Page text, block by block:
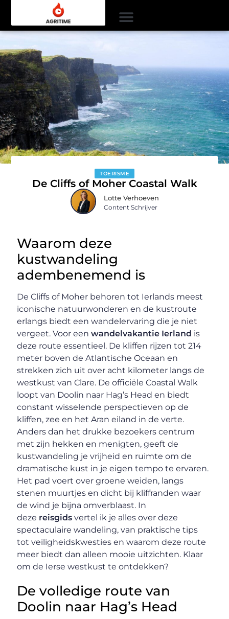
TOERISME
De Cliffs of Moher Coastal Walk
Lotte Verhoeven
Content Schrijver
Waarom deze
kustwandeling
adembenemend is
De Cliffs of Moher behoren tot Ierlands meest
iconische natuurwonderen en de kustroute
erlangs biedt een wandelervaring die je niet
vergeet. Voor eenwandelvakantie Ierland is
deze route essentieel. De kliffen rijzen tot 214
meter boven de Atlantische Oceaan en
strekken zich uit over acht kilometer langs de
westkust van Clare. De officiële Coastal Walk
loopt van Doolin naar Hag’s Head en biedt
constant wisselende perspectieven op de
kliffen, zee en het Aran eiland in de verte.
Anders dan het drukke bezoekers centrum
met zijn hekken en menigten, geeft de
kustwandeling je vrijheid en ruimte om de
dramatische kust in je eigen tempo te ervaren.
Het pad voert over groene weiden, langs
stenen muurtjes en dicht bij kliffranden waar
de wind je bijna omverblaast. In
deze reisgids vertel ik je alles over deze
spectaculaire wandeling, van praktische tips
tot veiligheidskwesties en waarom deze route
meer biedt dan alleen mooie uitzichten. Klaar
om de Ierse westkust te ontdekken?
De volledige route van
Doolin naar Hag’s Head